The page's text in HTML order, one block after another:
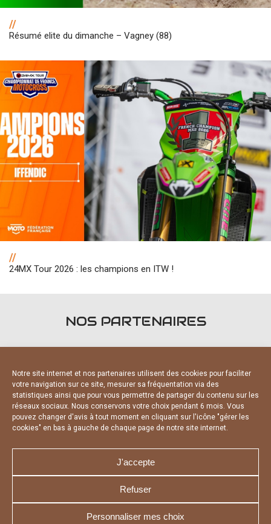
Notre site internet et nos partenaires utilisent des cookies pour faciliter
votre navigation sur ce site, mesurer sa fréquentation via des
statistiques ainsi que pour vous permettre de partager du contenu sur les
réseaux sociaux. Nous conservons votre choix pendant 6 mois. Vous
pouvez changer d'avis à tout moment en cliquant sur l'icône "gérer les
cookies" en bas à gauche de chaque page de notre site internet.
J'accepte
Refuser
Personnaliser mes choix
//
Résumé elite du dimanche – Vagney (88)
//
24MX Tour 2026 : les champions en ITW !
NOS PARTENAIRES
FOURNISSEURS OFFICIELS
NOUS CONTACTER
MENTIONS LÉGALES
CHARTE DE CONFIDENTIALITÉ
DÉCLARATION DE CONFIDENTIALITÉ